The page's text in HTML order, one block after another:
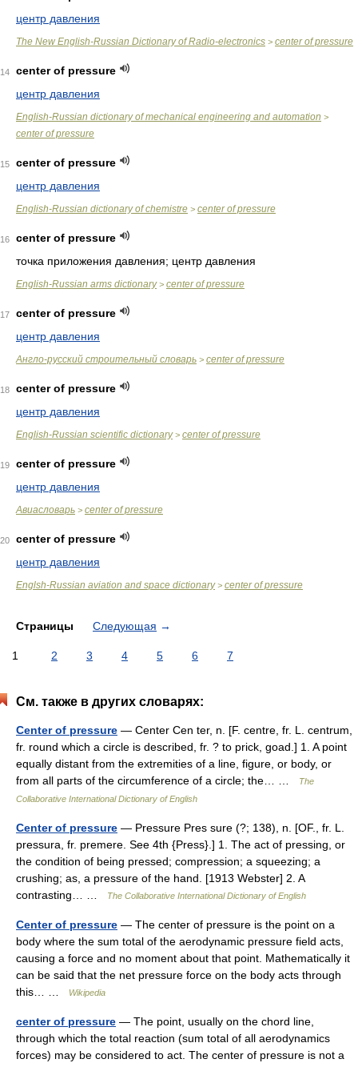
центр давления
The New English-Russian Dictionary of Radio-electronics > center of pressure
14
center of pressure
центр давления
English-Russian dictionary of mechanical engineering and automation >
center of pressure
15
center of pressure
центр давления
English-Russian dictionary of chemistre > center of pressure
16
center of pressure
точка приложения давления; центр давления
English-Russian arms dictionary> center of pressure
17
center of pressure
центр давления
Англо-русский строительный словарь > center of pressure
18
center of pressure
центр давления
English-Russian scientific dictionary> center of pressure
19
center of pressure
центр давления
Авиасловарь > center of pressure
20
center of pressure
центр давления
Englsh-Russian aviation and space dictionary> center of pressure
Страницы Следующая →
1 2 3 4 5 6 7
См. также в других словарях:
Center of pressure — Center Cen ter, n. [F. centre, fr. L. centrum,
fr. round which a circle is described, fr. ? to prick, goad.] 1. A point
equally distant from the extremities of a line, figure, or body, or
from all parts of the circumference of a circle; the… …
The
Collaborative International Dictionary of English
Center of pressure — Pressure Pres sure (?; 138), n. [OF., fr. L.
pressura, fr. premere. See 4th {Press}.] 1. The act of pressing, or
the condition of being pressed; compression; a squeezing; a
crushing; as, a pressure of the hand. [1913 Webster] 2. A
contrasting… …
The Collaborative International Dictionary of English
Center of pressure — The center of pressure is the point on a
body where the sum total of the aerodynamic pressure field acts,
causing a force and no moment about that point. Mathematically it
can be said that the net pressure force on the body acts through
this… …
Wikipedia
center of pressure — The point, usually on the chord line,
through which the total reaction (sum total of all aerodynamics
forces) may be considered to act. The center of pressure is not a